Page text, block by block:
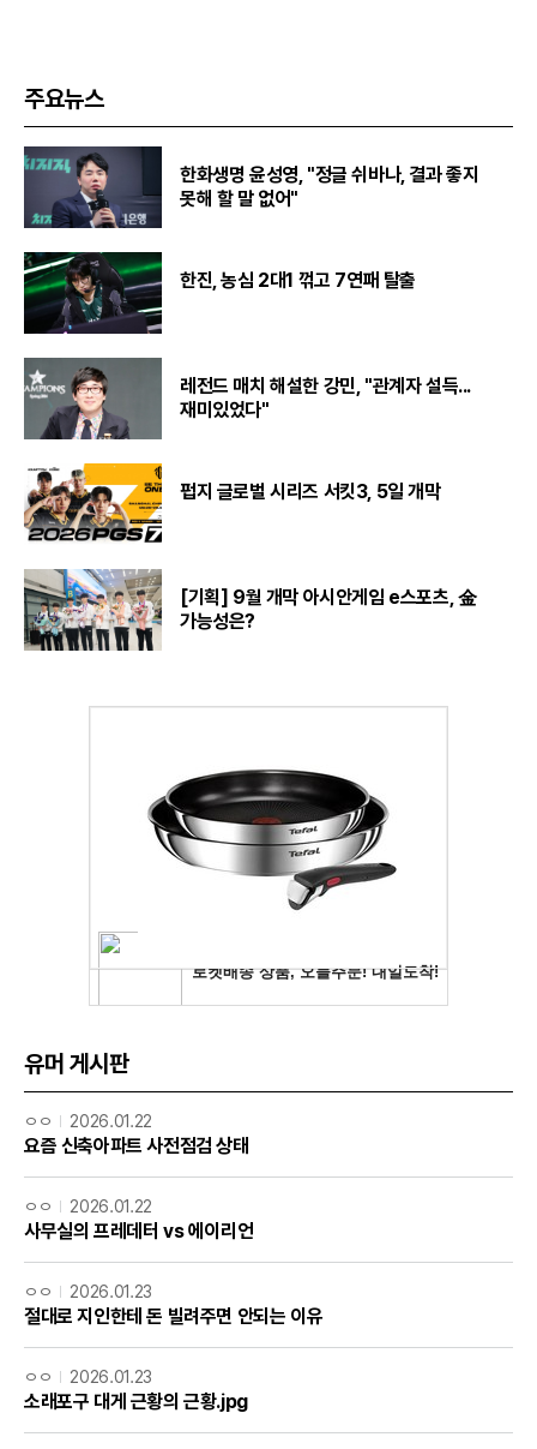
주요뉴스
한화생명 윤성영, "정글 쉬바나, 결과 좋지
못해 할 말 없어"
한진, 농심 2대1 꺾고 7연패 탈출
레전드 매치 해설한 강민, "관계자 설득...
재미있었다"
펍지 글로벌 시리즈 서킷3, 5일 개막
[기획] 9월 개막 아시안게임 e스포츠, 金
가능성은?
유머 게시판
ㅇㅇ 2026.01.22
요즘 신축아파트 사전점검 상태
ㅇㅇ 2026.01.22
사무실의 프레데터 vs 에이리언
ㅇㅇ 2026.01.23
절대로 지인한테 돈 빌려주면 안되는 이유
ㅇㅇ 2026.01.23
소래포구 대게 근황의 근황.jpg